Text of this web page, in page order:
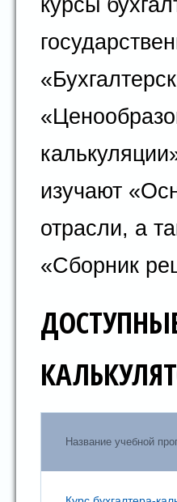
курсы
изучают
отрасли, а
«Сборник
Название учебной